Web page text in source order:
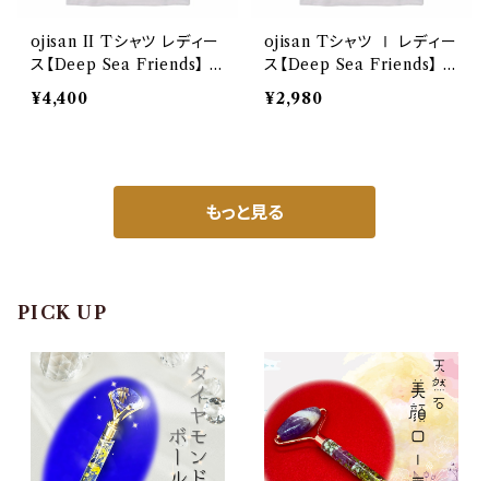
ojisan II Tシャツ レディー
ス【Deep Sea Friends】 U
nited Athle 5.6oz
¥4,400
ojisan Tシャツ Ⅰ レディー
ス【Deep Sea Friends】 U
nited Athle 5.6oz
¥2,980
もっと見る
PICK UP